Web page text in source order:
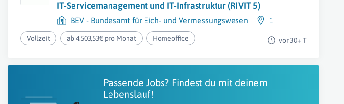
IT-Servicemanagement und IT-Infrastruktur (RIVIT 5)
BEV - Bundesamt für Eich- und Vermessungswesen 1020 Wien
Vollzeit ab 4.503,53€ pro Monat Homeoffice vor 30+ T
Passende Jobs? Findest du mit deinem
Lebenslauf!